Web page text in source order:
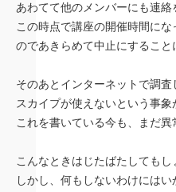
あわてて他のメンバーにも連絡
この時点で講座の開催時間に
のであきらめて中止にすること
そのあとインターネットで調
スカイプが使えないという事象
これを書いている今も、まだ異
こんなときはじたばたしてもし
しかし、何もしないわけにはい